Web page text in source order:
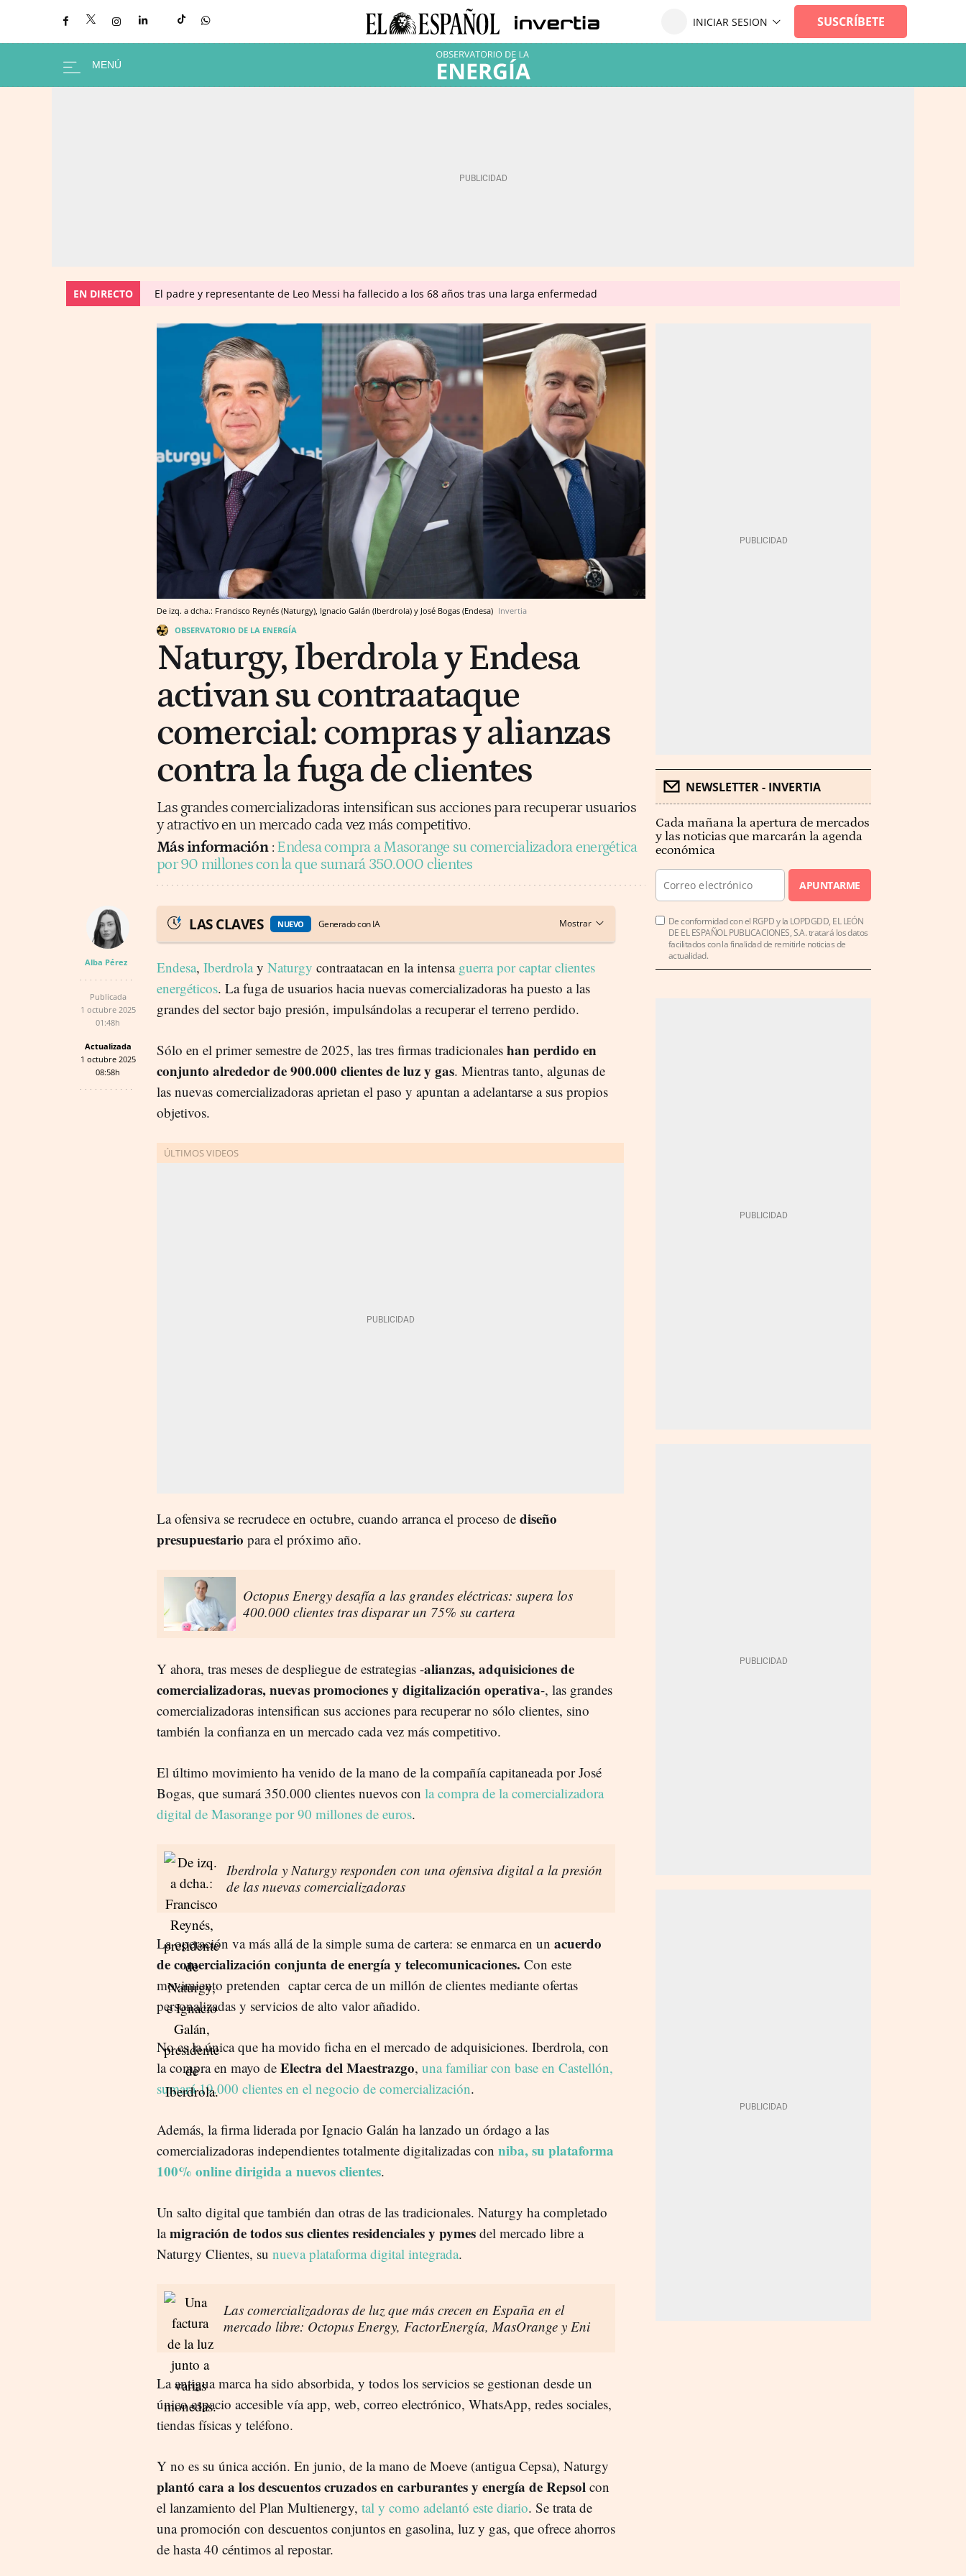
EN DIRECTO El padre y representante de Leo Messi ha fallecido a los 68 años tras una larga enfermedad
De izq. a dcha.: Francisco Reynés (Naturgy), Ignacio Galán (Iberdrola) y José Bogas (Endesa) Invertia
OBSERVATORIO DE LA ENERGÍA
Naturgy, Iberdrola y Endesa
activan su contraataque
comercial: compras y alianzas
contra la fuga de clientes
Las grandes comercializadoras intensifican sus acciones para recuperar usuarios
y atractivo en un mercado cada vez más competitivo.
Más información : Endesa compra a Masorange su comercializadora energética
por 90 millones con la que sumará 350.000 clientes
Alba Pérez
Publicada
1 octubre 2025
01:48h
Actualizada
1 octubre 2025
08:58h
LAS CLAVES NUEVO Generado con IA
Endesa, Iberdrolay Naturgy contraatacan en la intensa guerra por captar clientes
energéticos. La fuga de usuarios hacia nuevas comercializadoras ha puesto a las
grandes del sector bajo presión, impulsándolas a recuperar el terreno perdido.
Sólo en el primer semestre de 2025, las tres firmas tradicionales han perdido en
conjunto alrededor de 900.000 clientes de luz y gas. Mientras tanto, algunas de
las nuevas comercializadoras aprietan el paso y apuntan a adelantarse a sus propios
objetivos.
La ofensiva se recrudece en octubre, cuando arranca el proceso de diseño
presupuestario para el próximo año.
Octopus Energy desafía a las grandes eléctricas: supera los
400.000 clientes tras disparar un 75% su cartera
Y ahora, tras meses de despliegue de estrategias -alianzas, adquisiciones de
comercializadoras, nuevas promociones y digitalización operativa-, las grandes
comercializadoras intensifican sus acciones para recuperar no sólo clientes, sino
también la confianza en un mercado cada vez más competitivo.
El último movimiento ha venido de la mano de la compañía capitaneada por José
Bogas, que sumará 350.000 clientes nuevos con la compra de la comercializadora
digital de Masorange por 90 millones de euros.
Iberdrola y Naturgy responden con una ofensiva digital a la presión
de las nuevas comercializadoras
La operación va más allá de la simple suma de cartera: se enmarca en un acuerdo
de comercialización conjunta de energía y telecomunicaciones. Con este
movimiento pretenden captar cerca de un millón de clientes mediante ofertas
personalizadas y servicios de alto valor añadido.
No es la única que ha movido ficha en el mercado de adquisiciones. Iberdrola, con
la compra en mayo de Electra del Maestrazgo, una familiar con base en Castellón,
sumará 19.000 clientes en el negocio de comercialización.
Además, la firma liderada por Ignacio Galán ha lanzado un órdago a las
comercializadoras independientes totalmente digitalizadas con niba, su plataforma
100% online dirigida a nuevos clientes.
Un salto digital que también dan otras de las tradicionales. Naturgy ha completado
lamigración de todos sus clientes residenciales y pymes del mercado libre a
Naturgy Clientes, su nueva plataforma digital integrada.
Las comercializadoras de luz que más crecen en España en el
mercado libre: Octopus Energy, FactorEnergía, MasOrange y Eni
La antigua marca ha sido absorbida, y todos los servicios se gestionan desde un
único espacio accesible vía app, web, correo electrónico, WhatsApp, redes sociales,
tiendas físicas y teléfono.
Y no es su única acción. En junio, de la mano de Moeve (antigua Cepsa), Naturgy
plantó cara a los descuentos cruzados en carburantes y energía de Repsol con
el lanzamiento del Plan Multienergy, tal y como adelantó este diario. Se trata de
una promoción con descuentos conjuntos en gasolina, luz y gas, que ofrece ahorros
de hasta 40 céntimos al repostar.
NEWSLETTER - INVERTIA
Cada mañana la apertura de mercados
y las noticias que marcarán la agenda
económica
APUNTARME
De conformidad con el RGPD y la LOPDGDD, EL LEÓN
DE EL ESPAÑOL PUBLICACIONES, S.A. tratará los datos
facilitados con la finalidad de remitirle noticias de
actualidad.